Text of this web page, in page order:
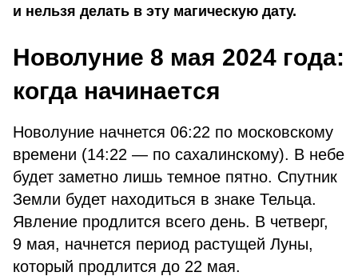
и нельзя делать в эту магическую дату.
Новолуние 8 мая 2024 года:
когда начинается
Новолуние начнется 06:22 по московскому
времени (14:22 — по сахалинскому). В небе
будет заметно лишь темное пятно. Спутник
Земли будет находиться в знаке Тельца.
Явление продлится всего день. В четверг,
9 мая, начнется период растущей Луны,
который продлится до 22 мая.